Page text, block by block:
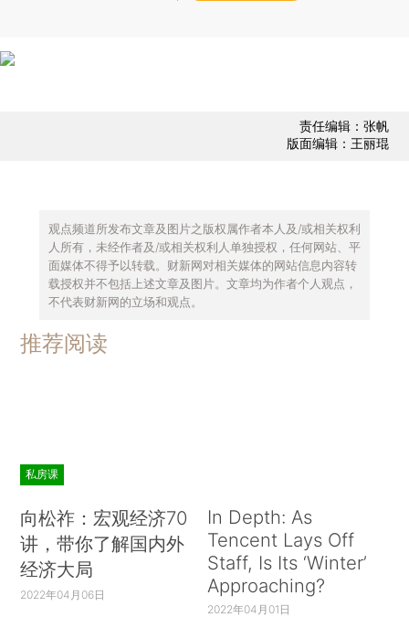
责任编辑：张帆
版面编辑：王丽琨
观点频道所发布文章及图片之版权属作者本人及/或相关权利
人所有，未经作者及/或相关权利人单独授权，任何网站、平
面媒体不得予以转载。财新网对相关媒体的网站信息内容转
载授权并不包括上述文章及图片。文章均为作者个人观点，
不代表财新网的立场和观点。
推荐阅读
私房课
向松祚：宏观经济70
讲，带你了解国内外
经济大局
2022年04月06日
In Depth: As
Tencent Lays Off
Staff, Is Its ‘Winter’
Approaching?
2022年04月01日